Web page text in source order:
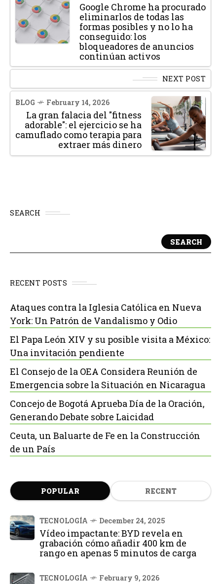
Google Chrome ha procurado
eliminarlos de todas las
formas posibles y no lo ha
conseguido: los
bloqueadores de anuncios
continúan activos
NEXT POST
BLOG February 14, 2026
La gran falacia del "fitness
adorable": el ejercicio se ha
camuflado como terapia para
extraer más dinero
SEARCH
SEARCH
RECENT POSTS
Ataques contra la Iglesia Católica en Nueva
York: Un Patrón de Vandalismo y Odio
El Papa León XIV y su posible visita a México:
Una invitación pendiente
El Consejo de la OEA Considera Reunión de
Emergencia sobre la Situación en Nicaragua
Concejo de Bogotá Aprueba Día de la Oración,
Generando Debate sobre Laicidad
Ceuta, un Baluarte de Fe en la Construcción
de un País
POPULAR RECENT
TECNOLOGÍA December 24, 2025
Vídeo impactante: BYD revela en
grabación cómo añadir 400 km de
rango en apenas 5 minutos de carga
TECNOLOGÍA February 9, 2026